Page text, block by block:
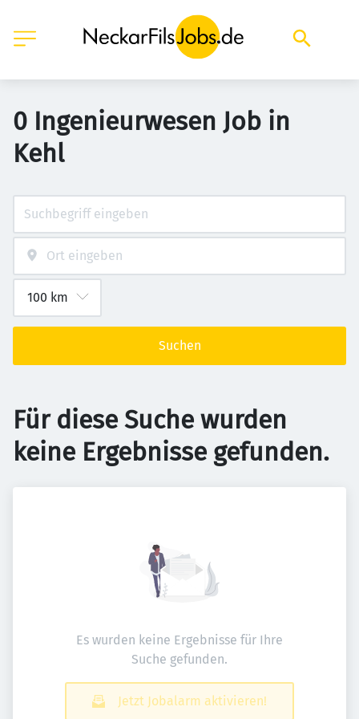
0 Ingenieurwesen Job in
Kehl
Suchen
Für diese Suche wurden
keine Ergebnisse gefunden.
Es wurden keine Ergebnisse für Ihre
Suche gefunden.
Jetzt Jobalarm aktivieren!